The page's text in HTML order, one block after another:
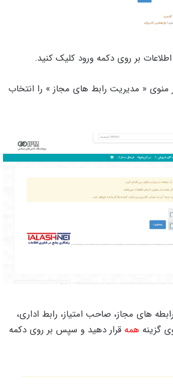
منوی « مدیریت رابط های مجاز » را انتخاب
های مجاز، صاحب امتیاز، رابط اداری،
گزینه همه قرار دهید و سپس بر روی دکمه